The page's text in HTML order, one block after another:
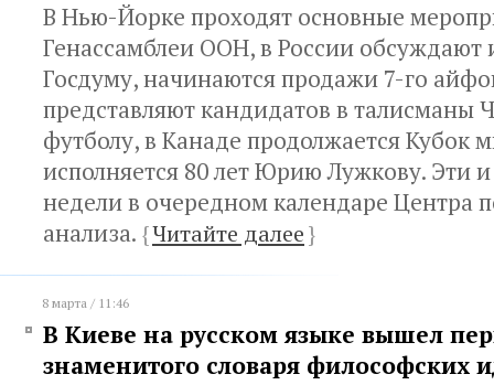
В Нью-Йорке проходят основные
Генассамблеи ООН, в России обсуждают
Госдуму, начинаются продажи 7-го
представляют кандидатов в талисманы
футболу, в Канаде продолжается Кубок
исполняется 80 лет Юрию Лужкову. Эти
недели в очередном календаре Центра
анализа. {Читайте далее}
8 марта / 11:46
В Киеве на русском языке вышел
знаменитого словаря философских